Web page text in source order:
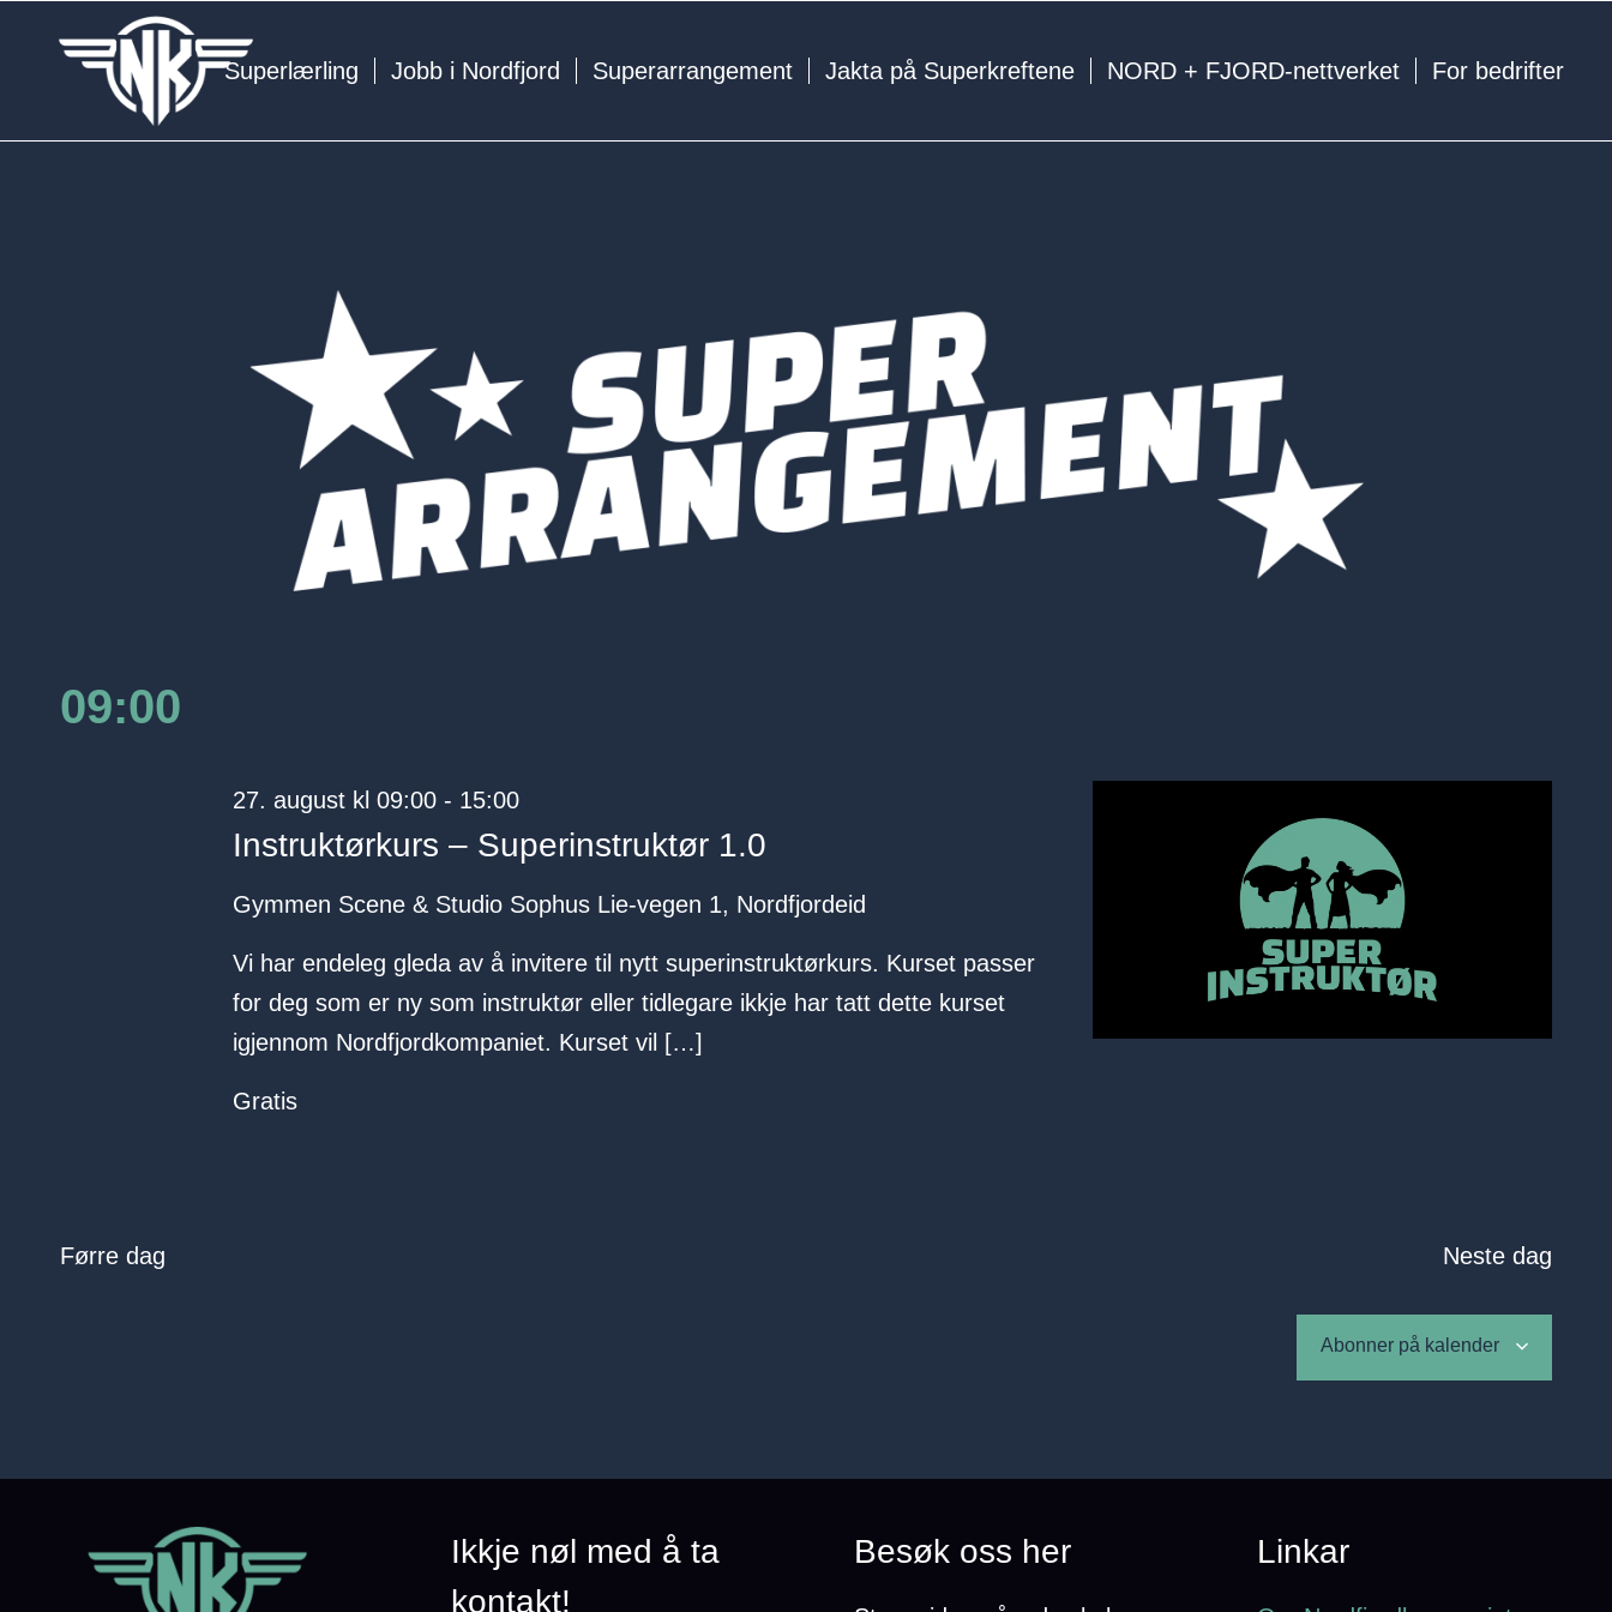
Superlærling Jobb i Nordfjord Superarrangement Jakta på Superkreftene NORD + FJORD-nettverket For bedrifter
09:00
Instruktørkurs – Superinstruktør 1.0
27. august kl 09:00- 15:00
Gymmen Scene & Studio Sophus Lie-vegen 1, Nordfjordeid
Vi har endeleg gleda av å invitere til nytt superinstruktørkurs. Kurset passer
for deg som er ny som instruktør eller tidlegare ikkje har tatt dette kurset
igjennom Nordfjordkompaniet. Kurset vil […]
Gratis
Førre dag Neste dag
Abonner på kalender
Ikkje nøl med å ta
kontakt!
Besøk oss her Linkar